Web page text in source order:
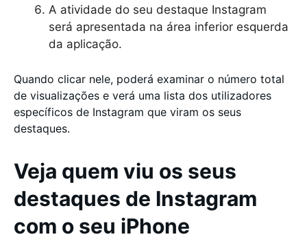
A atividade do seu destaque Instagram
será apresentada na área inferior esquerda
da aplicação.
Quando clicar nele, poderá examinar o número total
de visualizações e verá uma lista dos utilizadores
específicos de Instagram que viram os seus
destaques.
Veja quem viu os seus
destaques de Instagram
com o seu iPhone